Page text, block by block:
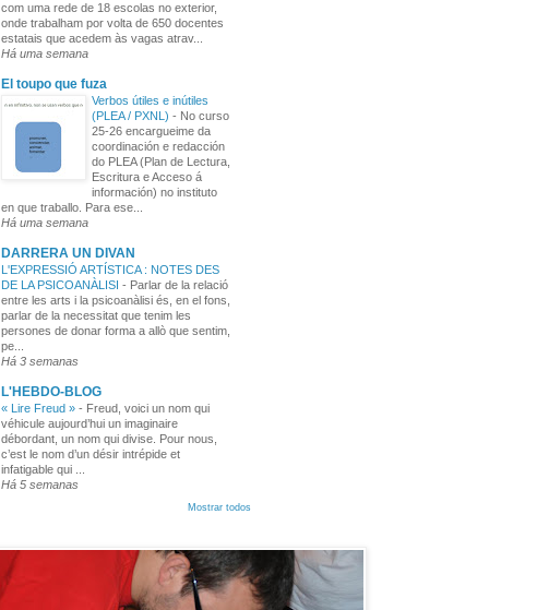
com uma rede de 18 escolas no exterior,
onde trabalham por volta de 650 docentes
estatais que acedem às vagas atrav...
Há uma semana
El toupo que fuza
Verbos útiles e inútiles
(PLEA / PXNL) - No curso
25-26 encargueime da
coordinación e redacción
do PLEA (Plan de Lectura,
Escritura e Acceso á
información) no instituto
en que traballo. Para ese...
Há uma semana
DARRERA UN DIVAN
L'EXPRESSIÓ ARTÍSTICA : NOTES DES
DE LA PSICOANÀLISI - Parlar de la relació
entre les arts i la psicoanàlisi és, en el fons,
parlar de la necessitat que tenim les
persones de donar forma a allò que sentim,
pe...
Há 3 semanas
L'HEBDO-BLOG
« Lire Freud » - Freud, voici un nom qui
véhicule aujourd’hui un imaginaire
débordant, un nom qui divise. Pour nous,
c’est le nom d’un désir intrépide et
infatigable qui ...
Há 5 semanas
Mostrar todos